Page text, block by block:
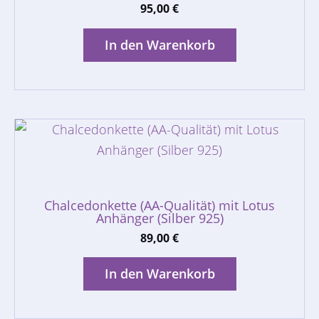
95,00€
In den Warenkorb
Chalcedonkette (AA-Qualität) mit Lotus
Anhänger (Silber 925)
89,00€
In den Warenkorb